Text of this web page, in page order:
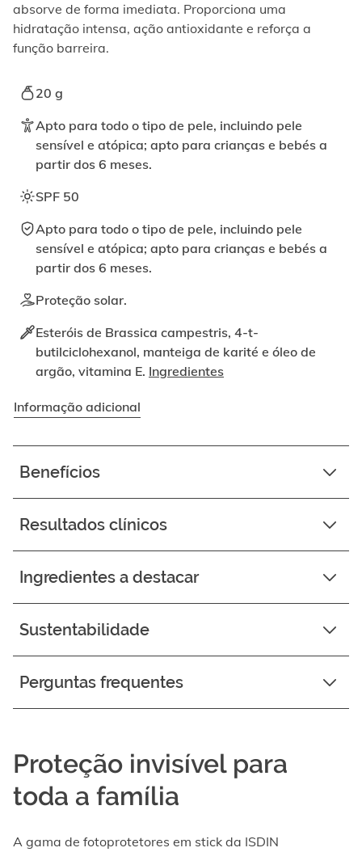
botão
correspondente.
absorve de forma imediata. Proporciona uma
hidratação intensa, ação antioxidante e reforça a
função barreira.
20 g
Apto para todo o tipo de pele, incluindo pele
sensível e atópica; apto para crianças e bebés a
partir dos 6 meses.
SPF 50
Apto para todo o tipo de pele, incluindo pele
sensível e atópica; apto para crianças e bebés a
partir dos 6 meses.
Proteção solar.
Esteróis de Brassica campestris, 4-t-
butilciclohexanol, manteiga de karité e óleo de
argão, vitamina E. Ingredientes
Informação adicional
Benefícios
Resultados clínicos
Ingredientes a destacar
Sustentabilidade
Perguntas frequentes
Proteção invisível para
toda a família
A gama de fotoprotetores em stick da ISDIN